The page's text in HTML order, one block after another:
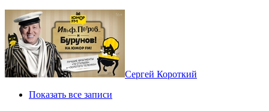
Сергей Короткий
Показать все записи